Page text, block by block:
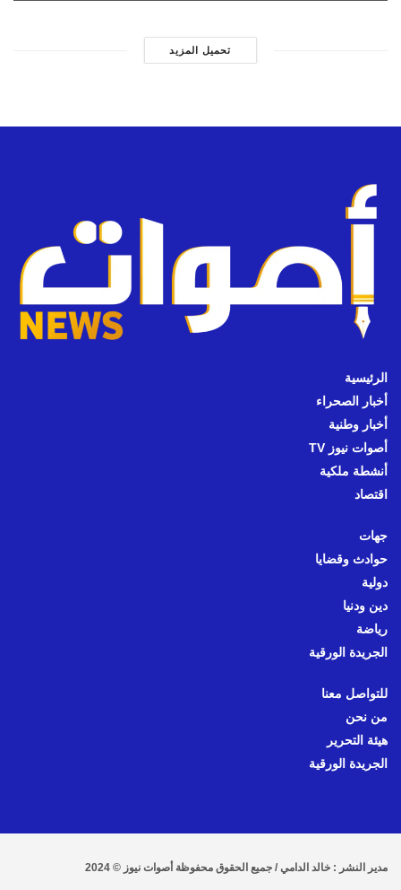
تحميل المزيد
الرئيسية
أخبار الصحراء
أخبار وطنية
أصوات نيوز TV
أنشطة ملكية
اقتصاد
جهات
حوادث وقضايا
دولية
دين ودنيا
رياضة
الجريدة الورقية
للتواصل معنا
من نحن
هيئة التحرير
الجريدة الورقية
مدير النشر : خالد الدامي / جميع الحقوق محفوظة أصوات نيوز © 2024